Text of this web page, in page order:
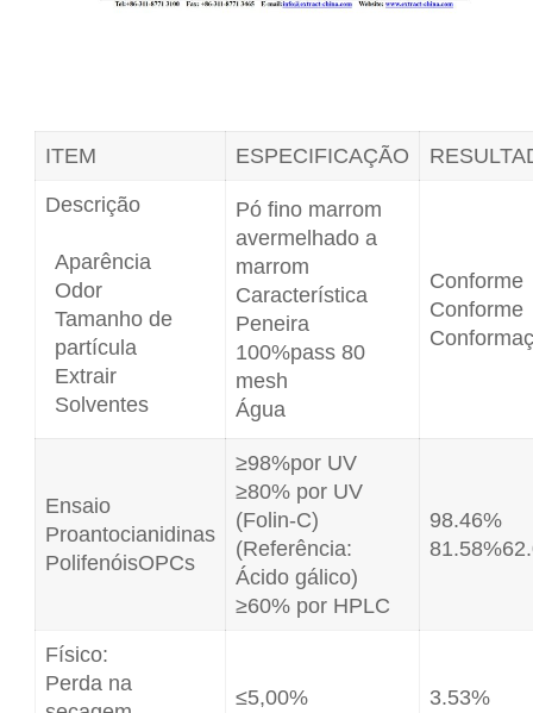
ITEM ESPECIFICAÇÃO
Descrição
Aparência
Odor
Tamanho de
partícula
Extrair
Solventes
Pó fino marrom
avermelhado a
marrom
Característica
Peneira
100%pass 80
mesh
Água
Conforme
Conforme
Ensaio
Proantocianidinas
PolifenóisOPCs
≥98%por UV
≥80% por UV
(Folin-C)
(Referência:
Ácido gálico)
≥60% por HPLC
98.46%
Físico:
Perda na
≤5,00% 3.53%